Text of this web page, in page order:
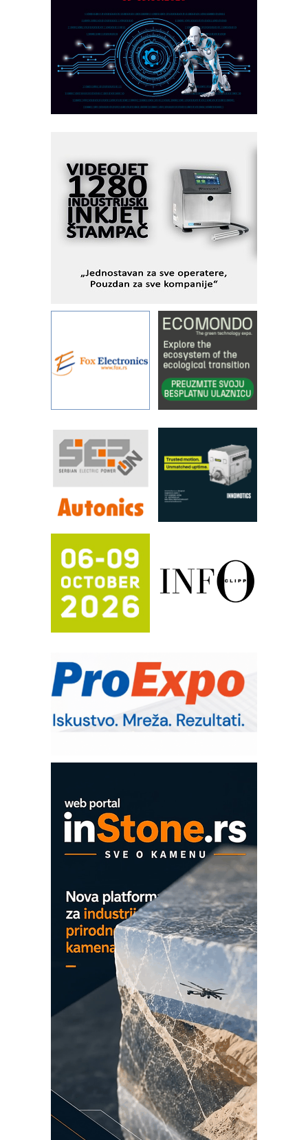
AUKOM: Svetski standard metrologije
dostupan u Srbiji
MOTOMAN – NEXT-Robotika vođena
veštačkom inteligencijom
I.SAFE MOBILE revolucioniše
industrijsku automatizaciju
pionirskimmobile operator PANEL-OM
KIP KOP – napredna rešenja za
savremene industrijske i logističke
objekte
Alba d.o.o. – 35 godina preciznosti u
metrologiji i pametnim dozirnim
rešenjima
STAUFF – Komponente koje
sistema
YAMADA pumpe – japanska
pouzdanost u transferu fluida
Filtration Group Industrial – Napredna
rešenja za filtraciju u hidrauličkim i
procesnim sistemima
Art Utopia Studio – vizuelne priče
RILINEX kompanije Rittal
FANUC: Najbolje za vašu pametnu
automatizaciju
Efikasno upravljanje energijom
Automatizacija pakovanja · Display
Proizvodnja iC7 Hybrid 1500 VDC
mrežnog pretvarača sa tečnim
hlađenjem
Potpuna efikasnost bez složenih
sistema
IB BLUMENAUER - više od 40 godina
poverenja u industriji
RMQ-TITAN ADVANCED INDICATOR
– Pametna signalizacija za efikasnije
upravljanje mašinama
EVOKS Maintenance Management
ROSA i SCHUNK podižu proizvodnju
na viši nivo
Detekcija različitih oblika
MAREX - Lim i mašine za savremena